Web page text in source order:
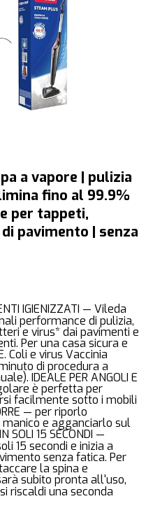
a vapore | pulizia
fino al 99.9%
per tappeti,
pavimento | senza
IGIENIZZATI — Vileda
performance di pulizia,
e virus* dai pavimenti e
Per una casa sicura e
Coli e virus Vaccinia
di procedura a
IDEALE PER ANGOLI E
è perfetta per
facilmente sotto i mobili
— per riporlo
e agganciarlo sul
SOLI 15 SECONDI —
15 secondi e inizia a
senza fatica. Per
la spina e
subito pronta all'uso,
riscaldi una seconda